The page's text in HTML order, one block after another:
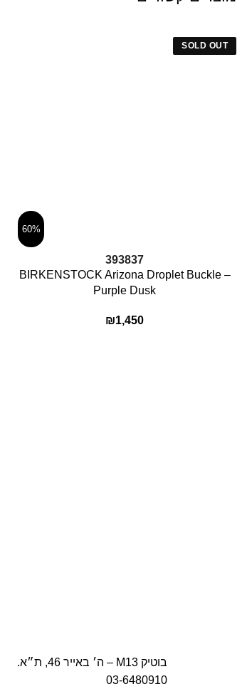
SOLD OUT
60%
37
38
39
BIRKENSTOCK Arizona Droplet Buckle –
Purple Dusk
₪1,450
בוטיק M13 – ה׳ באייר 46, ת״א.
03-6480910